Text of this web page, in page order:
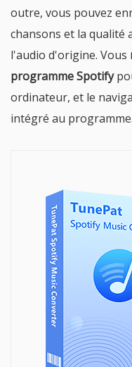
outre, vous pouvez
chansons et la qualité
l'audio d'origine. Vous
programme Spotify
ordinateur, et le
intégré au programme.